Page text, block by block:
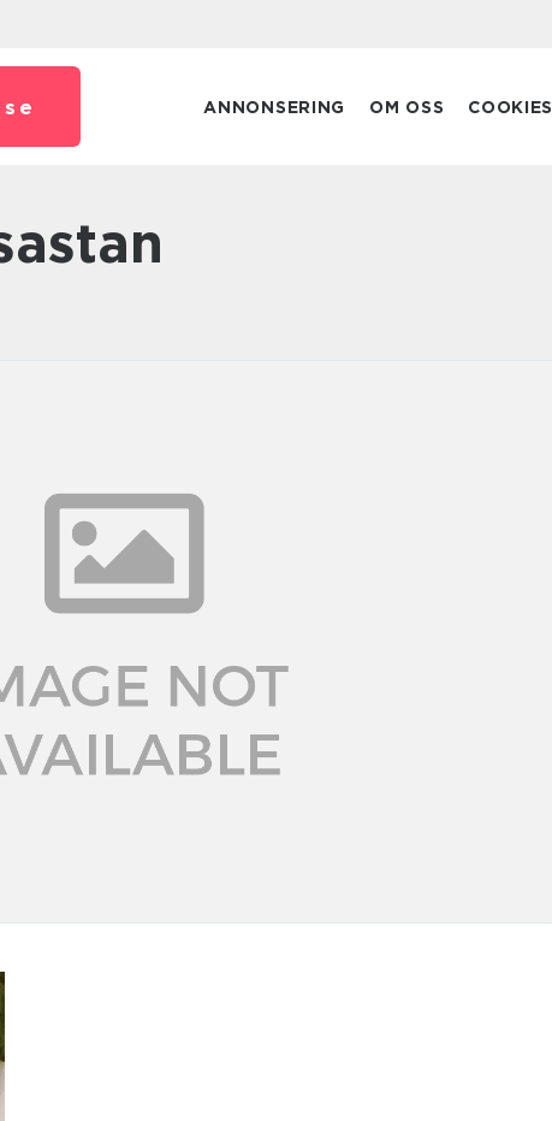
se ANNONSERING OM OSS COOKIES